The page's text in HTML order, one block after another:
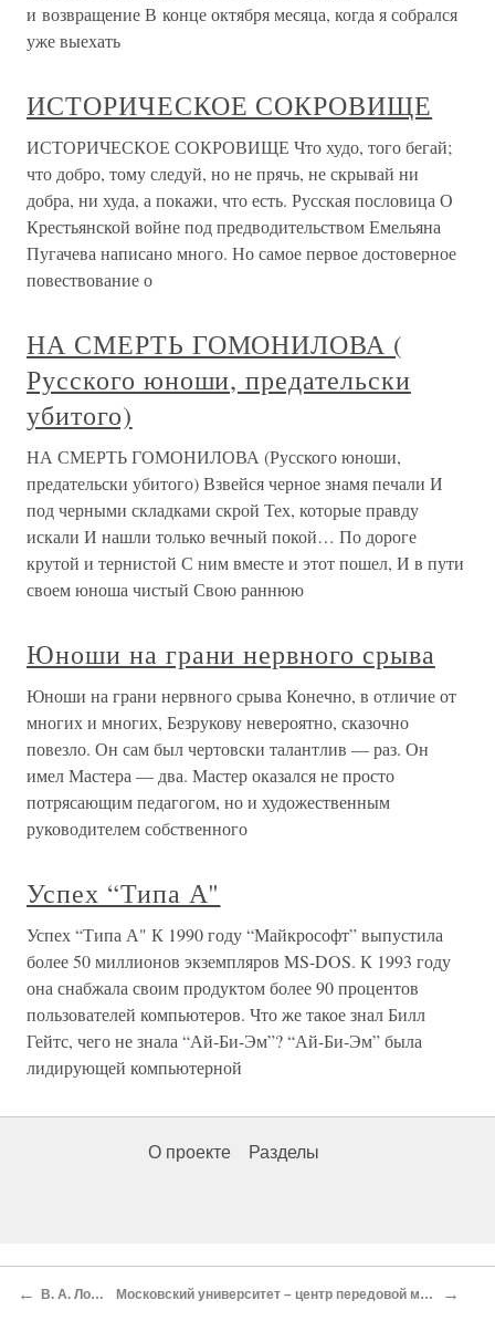
и возвращение В конце октября месяца, когда я собрался
уже выехать
ИСТОРИЧЕСКОЕ СОКРОВИЩЕ
ИСТОРИЧЕСКОЕ СОКРОВИЩЕ Что худо, того бегай;
что добро, тому следуй, но не прячь, не скрывай ни
добра, ни худа, а покажи, что есть. Русская пословица О
Крестьянской войне под предводительством Емельяна
Пугачева написано много. Но самое первое достоверное
повествование о
НА СМЕРТЬ ГОМОНИЛОВА (
Русского юноши, предательски
убитого)
НА СМЕРТЬ ГОМОНИЛОВА (Русского юноши,
предательски убитого) Взвейся черное знамя печали И
под черными складками скрой Тех, которые правду
искали И нашли только вечный покой… По дороге
крутой и тернистой С ним вместе и этот пошел, И в пути
своем юноша чистый Свою раннюю
Юноши на грани нервного срыва
Юноши на грани нервного срыва Конечно, в отличие от
многих и многих, Безрукову невероятно, сказочно
повезло. Он сам был чертовски талантлив — раз. Он
имел Мастера — два. Мастер оказался не просто
потрясающим педагогом, но и художественным
руководителем собственного
Успех “Типа А"
Успех “Типа А" К 1990 году “Майкрософт” выпустила
более 50 миллионов экземпляров MS-DOS. К 1993 году
она снабжала своим продуктом более 90 процентов
пользователей компьютеров. Что же такое знал Билл
Гейтс, чего не знала “Ай-Би-Эм”? “Ай-Би-Эм” была
лидирующей компьютерной
О проекте Разделы
← В. А. Лопухина Московский университет – центр передовой молодежи начала 30-х годов →